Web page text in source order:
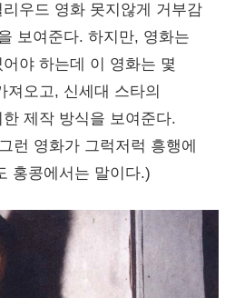
우드 영화 못지않게 거부감
보여준다. 하지만, 영화는
야 하는데 이 영화는 몇
오고, 신세대 스타의
제작 방식을 보여준다.
런 영화가 그럭저럭 흥행에
홍콩에서는 말이다.)